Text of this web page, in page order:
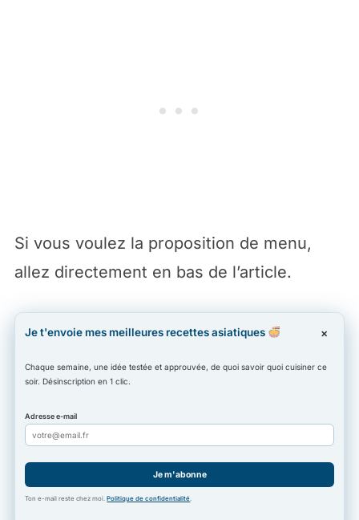
Si vous voulez la proposition de menu,
allez directement en bas de l’article.
Je t'envoie mes meilleures recettes asiatiques
Chaque semaine, une idée testée et approuvée, de quoi savoir quoi cuisiner ce
soir. Désinscription en 1 clic.
Adresse e-mail
Je m'abonne
Ton e-mail reste chez moi.Politique de confidentialité.
×